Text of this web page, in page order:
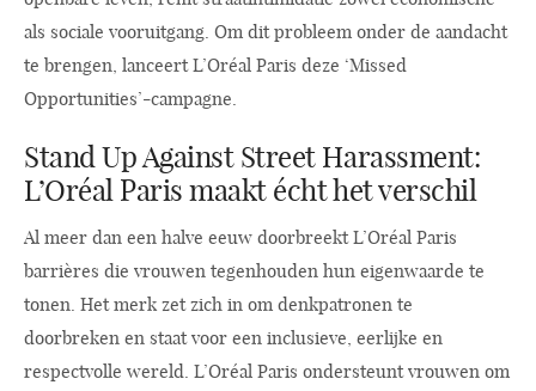
als sociale vooruitgang. Om dit probleem onder de aandacht
te brengen, lanceert L’Oréal Paris deze ‘Missed
Opportunities’-campagne.
Stand Up Against Street Harassment:
L’Oréal Paris maakt écht het verschil
Al meer dan een halve eeuw doorbreekt L’Oréal Paris
barrières die vrouwen tegenhouden hun eigenwaarde te
tonen. Het merk zet zich in om denkpatronen te
doorbreken en staat voor een inclusieve, eerlijke en
respectvolle wereld. L’Oréal Paris ondersteunt vrouwen om